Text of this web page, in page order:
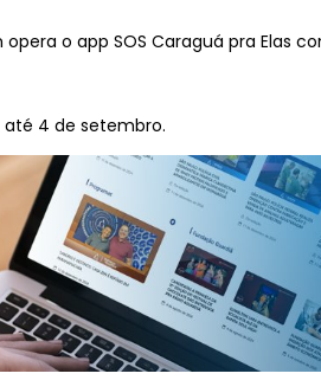
o app SOS Caraguá pra Elas
até 4 de setembro.